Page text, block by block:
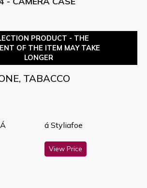
PRODUCT - THE
OF THE ITEM MAY TAKE
LONGER
TABACCO
á Styliafoe
View Price